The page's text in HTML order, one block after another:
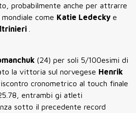
probabilmente anche per attrarre
come Katie Ledecky e
(24) per soli 5/100esimi di
la vittoria sul norvegese Henrik
cronometrico al touch finale
entrambi gi atleti
sotto il precedente record